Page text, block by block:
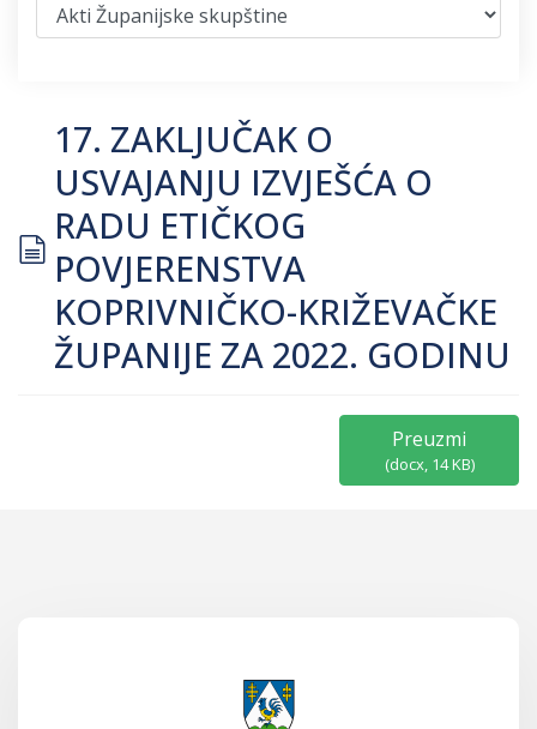
document
17. ZAKLJUČAK O
USVAJANJU IZVJEŠĆA O
RADU ETIČKOG
POVJERENSTVA
KOPRIVNIČKO-KRIŽEVAČKE
ŽUPANIJE ZA 2022. GODINU
Preuzmi
(docx, 14 KB)